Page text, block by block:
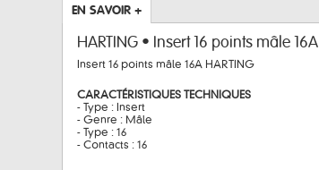
EN SAVOIR +
HARTING • Insert 16 points mâle 16A
Insert 16 points mâle 16A HARTING
CARACTÉRISTIQUES TECHNIQUES
- Type : Insert
- Genre : Mâle
- Type : 16
- Contacts : 16